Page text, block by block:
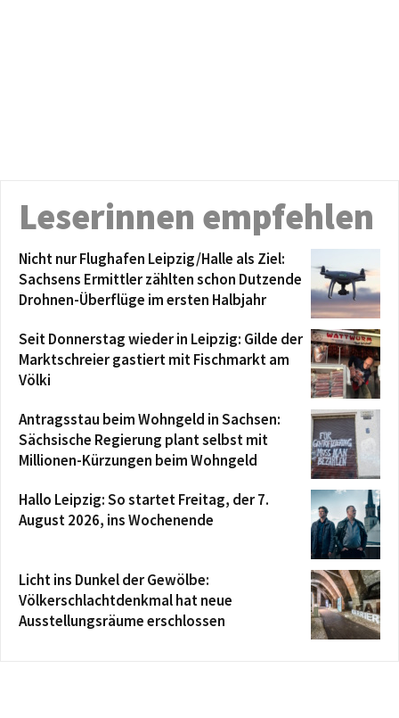
Leserinnen empfehlen
Nicht nur Flughafen Leipzig/Halle als Ziel:
Sachsens Ermittler zählten schon Dutzende
Drohnen-Überflüge im ersten Halbjahr
Seit Donnerstag wieder in Leipzig: Gilde der
Marktschreier gastiert mit Fischmarkt am
Völki
Antragsstau beim Wohngeld in Sachsen:
Sächsische Regierung plant selbst mit
Millionen-Kürzungen beim Wohngeld
Hallo Leipzig: So startet Freitag, der 7.
August 2026, ins Wochenende
Licht ins Dunkel der Gewölbe:
Völkerschlachtdenkmal hat neue
Ausstellungsräume erschlossen